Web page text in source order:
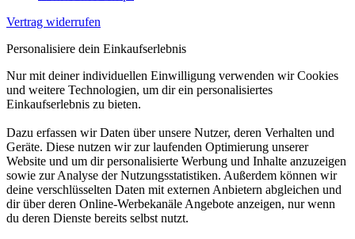
Vertrag widerrufen
Personalisiere dein Einkaufserlebnis
Nur mit deiner individuellen Einwilligung verwenden wir Cookies
und weitere Technologien, um dir ein personalisiertes
Einkaufserlebnis zu bieten.
Dazu erfassen wir Daten über unsere Nutzer, deren Verhalten und
Geräte. Diese nutzen wir zur laufenden Optimierung unserer
Website und um dir personalisierte Werbung und Inhalte anzuzeigen
sowie zur Analyse der Nutzungsstatistiken. Außerdem können wir
deine verschlüsselten Daten mit externen Anbietern abgleichen und
dir über deren Online-Werbekanäle Angebote anzeigen, nur wenn
du deren Dienste bereits selbst nutzt.